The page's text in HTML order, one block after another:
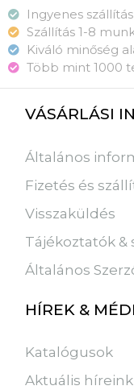
Ingyenes
Szállítás 1-8
Kiváló minőség
Több mint 1000
VÁSÁRLÁSI
Általános
Fizetés és
Visszaküldés
Tájékoztatók &
Általános
HÍREK &
Katalógusok
Aktuális híreink